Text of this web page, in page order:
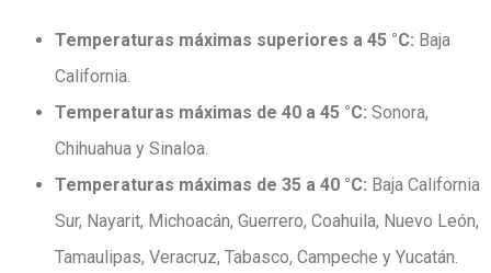
Temperaturas máximas superiores a 45 °C: Baja
California.
Temperaturas máximas de 40 a 45 °C: Sonora,
Chihuahua y Sinaloa.
Temperaturas máximas de 35 a 40 °C: Baja California
Sur, Nayarit, Michoacán, Guerrero, Coahuila, Nuevo León,
Tamaulipas, Veracruz, Tabasco, Campeche y Yucatán.